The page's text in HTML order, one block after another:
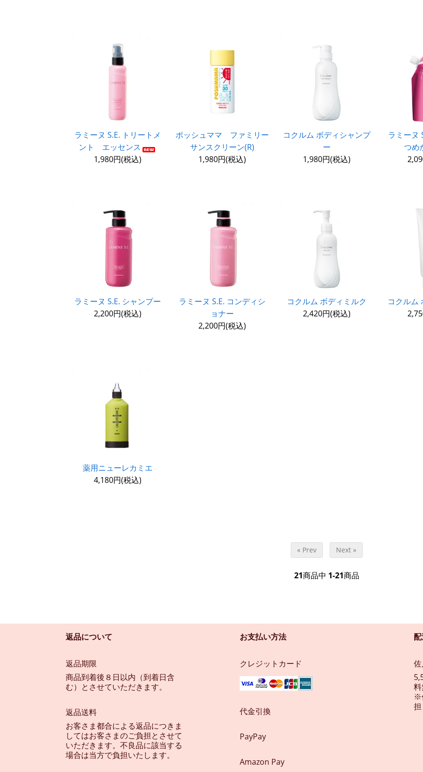
ラミーヌ S.E. トリートメ
ント エッセンス
1,980円(税込)
ポッシュママ ファミリー
サンスクリーン(R)
1,980円(税込)
コクルム ボディシャンプ
ー
1,980円(税込)
ラミーヌ
つめ
ラミーヌ S.E. シャンプー
2,200円(税込)
ラミーヌ S.E. コンディシ
ョナー
2,200円(税込)
コクルム ボディミルク
2,420円(税込)
コクルム
薬用ニューレカミエ
4,180円(税込)
« Prev Next »
21商品中 1-21商品
返品について
返品期限
商品到着後８日以内（到着日含
む）とさせていただきます。
返品送料
お客さま都合による返品につきま
してはお客さまのご負担とさせて
いただきます。不良品に該当する
場合は当方で負担いたします。
お支払い方法
クレジットカード
代金引換
PayPay
Amazon Pay
※
担